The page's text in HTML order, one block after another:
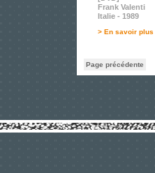
Frank Valenti
Italie - 1989
> En savoir plus
Page précédente